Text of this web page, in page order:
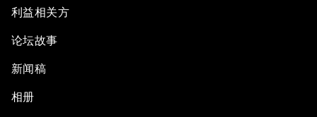
利益相关方
论坛故事
新闻稿
相册